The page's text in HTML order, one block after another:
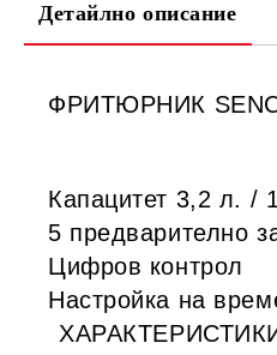
Детайлно описание
ФРИТЮРНИК
Капацитет 3,2 л. /
5 предварително
Цифров контрол
Настройка на